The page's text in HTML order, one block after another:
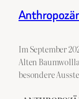
Im September
Alten
besondere